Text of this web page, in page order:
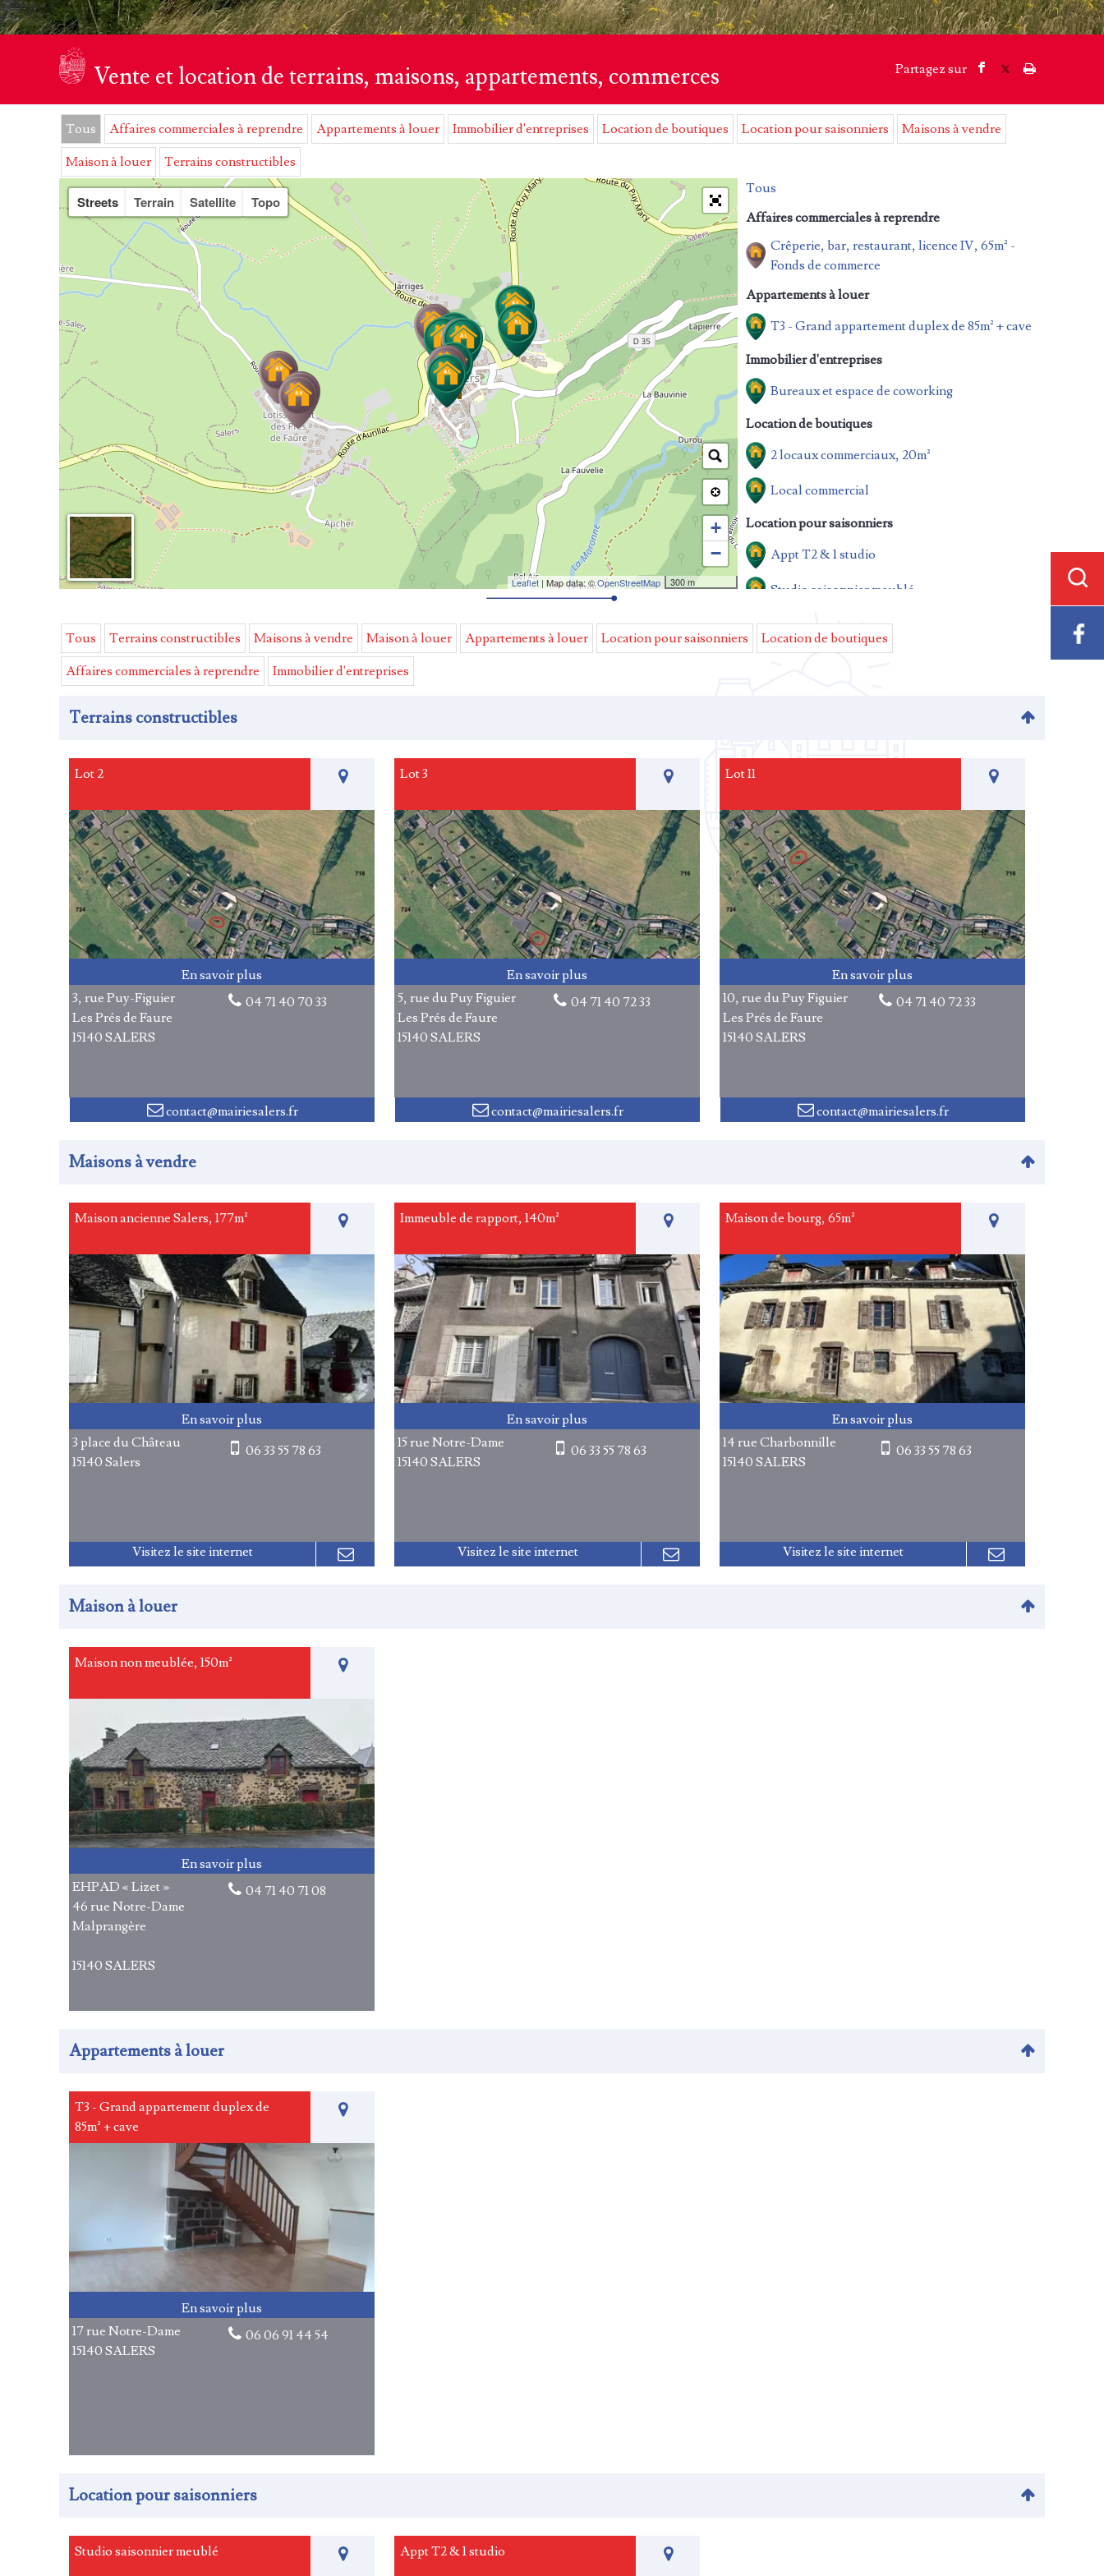
Vente et location de terrains, maisons, appartements, commerces
Tous Affaires commerciales à reprendre Appartements à louer Immobilier d'entreprises Location de boutiques Location pour saisonniers
Maisons à vendre
Maison à louer
Terrains constructibles
Streets Terrain Satellite Topo
+
−
300 m
Leaflet | Map data: ©OpenStreetMap
Tous
Affaires commerciales à reprendre
Crêperie, bar, restaurant, licence IV, 65m² -
Fonds de commerce
Appartements à louer
T3 - Grand appartement duplex de 85m² + cave
Immobilier d'entreprises
Bureaux et espace de coworking
Location de boutiques
2 locaux commerciaux, 20m²
Local commercial
Location pour saisonniers
Appt T2 & 1 studio
Studio saisonnier meublé
Maisons à vendre
Immeuble de rapport, 140m²
Maison à louer
Terrains constructibles
Lot 2
Lot 3
Lot 11
Tous Terrains constructibles Maisons à vendre Maison à louer Appartements à louer Location pour saisonniers
Location de boutiques
Affaires commerciales à reprendre
Immobilier d'entreprises
Terrains constructibles
Lot 2
3, rue Puy-Figuier
Les Prés de Faure
15140 SALERS
04 71 40 70 33
contact@mairiesalers.fr
Lot 3
5, rue du Puy Figuier
Les Prés de Faure
15140 SALERS
04 71 40 72 33
contact@mairiesalers.fr
Lot 11
10, rue du Puy Figuier
Les Prés de Faure
15140 SALERS
04 71 40 72 33
contact@mairiesalers.fr
Maisons à vendre
Maison ancienne Salers, 177m²
3 place du Château
15140 Salers
06 33 55 78 63
Immeuble de rapport, 140m²
15 rue Notre-Dame
15140 SALERS
06 33 55 78 63
Maison de bourg, 65m²
14 rue Charbonnille
15140 SALERS
06 33 55 78 63
Maison à louer
Maison non meublée, 150m²
EHPAD « Lizet »
46 rue Notre-Dame
Malprangère
15140 SALERS
04 71 40 71 08
Appartements à louer
T3 - Grand appartement duplex de
85m² + cave
17 rue Notre-Dame
15140 SALERS
06 06 91 44 54
Location pour saisonniers
Studio saisonnier meublé Appt T2 & 1 studio